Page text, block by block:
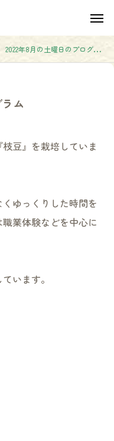
2022年8月の土曜日のプログラム
ム
豆』を栽培していま
ゆっくりした時間を
業体験などを中心に
います。